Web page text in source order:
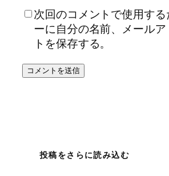
次回のコメントで使用す
ーに自分の名前、メールア
トを保存する。
投稿をさらに読み込む